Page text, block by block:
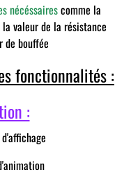
nécéssairescomme la
valeur de la résistance
de bouffée
fonctionnalités :
: